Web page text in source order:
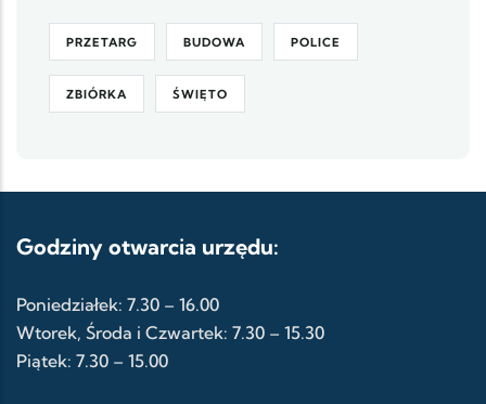
PRZETARG BUDOWA POLICE
ZBIÓRKA ŚWIĘTO
Godziny otwarcia urzędu:
Poniedziałek: 7.30 – 16.00
Wtorek, Środa i Czwartek: 7.30 – 15.30
Piątek: 7.30 – 15.00